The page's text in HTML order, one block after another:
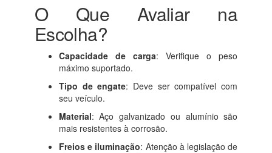
O Que Avaliar na
Escolha?
Capacidade de carga: Verifique o peso
máximo suportado.
Tipo de engate: Deve ser compatível com
seu veículo.
Material: Aço galvanizado ou alumínio são
mais resistentes à corrosão.
Freios e iluminação: Atenção à legislação de